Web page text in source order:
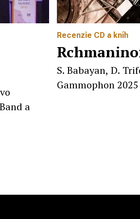
a
Recenzie CD a kníh
S. Babayan, D.
Gammophon 2025